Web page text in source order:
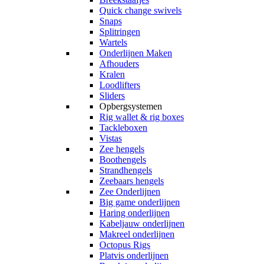
Quick change swivels
Snaps
Splitringen
Wartels
Onderlijnen Maken
Afhouders
Kralen
Loodlifters
Sliders
Opbergsystemen
Rig wallet & rig boxes
Tackleboxen
Vistas
Zee hengels
Boothengels
Strandhengels
Zeebaars hengels
Zee Onderlijnen
Big game onderlijnen
Haring onderlijnen
Kabeljauw onderlijnen
Makreel onderlijnen
Octopus Rigs
Platvis onderlijnen